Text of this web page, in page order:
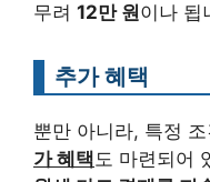
무려 12만 원이나 됩
추가 혜택
뿐만 아니라, 특정
가 혜택도 마련되어